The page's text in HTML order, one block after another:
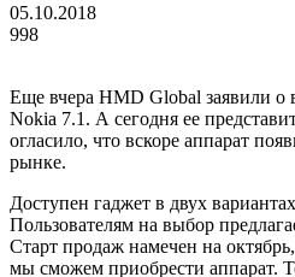
05.10.2018
998
Еще вчера HMD Global заявили о
Nokia 7.1. А сегодня ее
огласило, что вскоре аппарат
рынке.
Доступен гаджет в двух
Пользователям на выбор
Старт продаж намечен на
мы сможем приобрести аппарат.